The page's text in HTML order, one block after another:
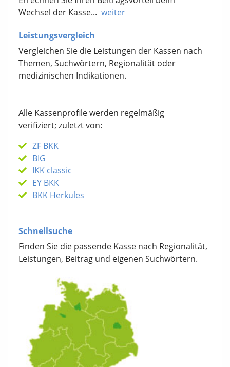
Wechsel der Kasse... weiter
Leistungsvergleich
Vergleichen Sie die Leistungen der Kassen nach
Themen, Suchwörtern, Regionalität oder
medizinischen Indikationen.
Alle Kassenprofile werden regelmäßig
verifiziert; zuletzt von:
ZF BKK
BIG
IKK classic
EY BKK
BKK Herkules
Schnellsuche
Finden Sie die passende Kasse nach Regionalität,
Leistungen, Beitrag und eigenen Suchwörtern.